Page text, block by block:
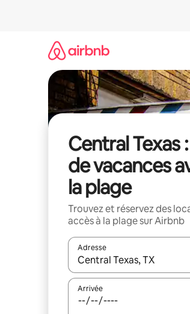
Central Texas
de vacances
la plage
Trouvez et réservez des
accès à la plage sur Airbnb
Adresse
Lorsque les résultats
Arrivée